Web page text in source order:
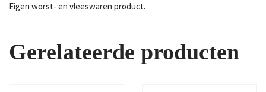
Eigen worst- en vleeswaren product.
Gerelateerde producten